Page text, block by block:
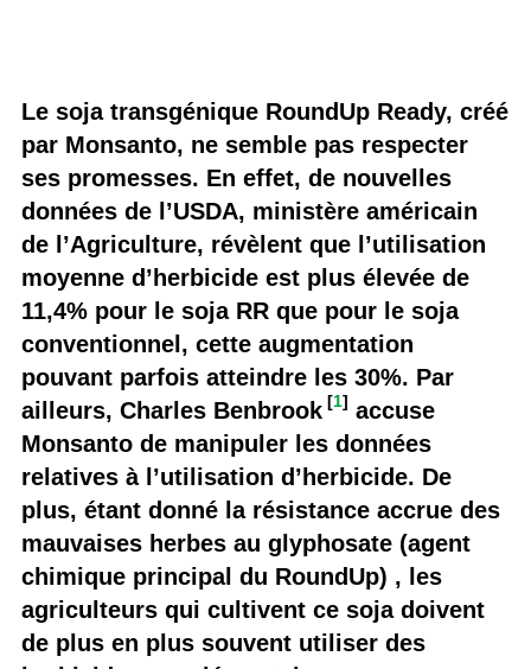
Le soja transgénique RoundUp Ready, créé
par Monsanto, ne semble pas respecter
ses promesses. En effet, de nouvelles
données de l’USDA, ministère américain
de l’Agriculture, révèlent que l’utilisation
moyenne d’herbicide est plus élevée de
11,4% pour le soja RR que pour le soja
conventionnel, cette augmentation
pouvant parfois atteindre les 30%. Par
ailleurs, Charles Benbrook [1] accuse
Monsanto de manipuler les données
relatives à l’utilisation d’herbicide. De
plus, étant donné la résistance accrue des
mauvaises herbes au glyphosate (agent
chimique principal du RoundUp) , les
agriculteurs qui cultivent ce soja doivent
de plus en plus souvent utiliser des